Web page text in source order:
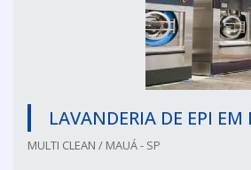
LAVANDERIA DE EPI
MULTI CLEAN / MAUÁ - SP